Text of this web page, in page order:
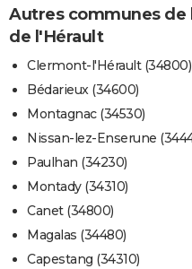
Autres communes de
de l'Hérault
Clermont-l'Hérault (34800)
Bédarieux (34600)
Montagnac (34530)
Nissan-lez-Enserune
Paulhan (34230)
Montady (34310)
Canet (34800)
Magalas (34480)
Capestang (34310)